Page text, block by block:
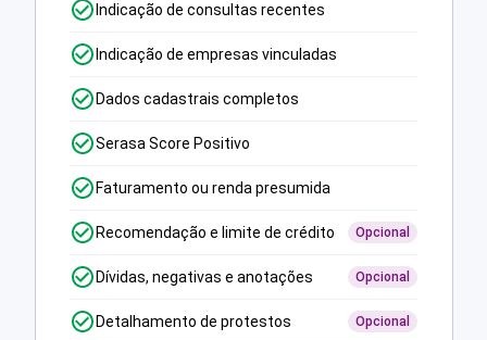
Indicação de consultas recentes
Indicação de empresas vinculadas
Dados cadastrais completos
Serasa Score Positivo
Faturamento ou renda presumida
Recomendação e limite de crédito Opcional
Dívidas, negativas e anotações Opcional
Detalhamento de protestos Opcional